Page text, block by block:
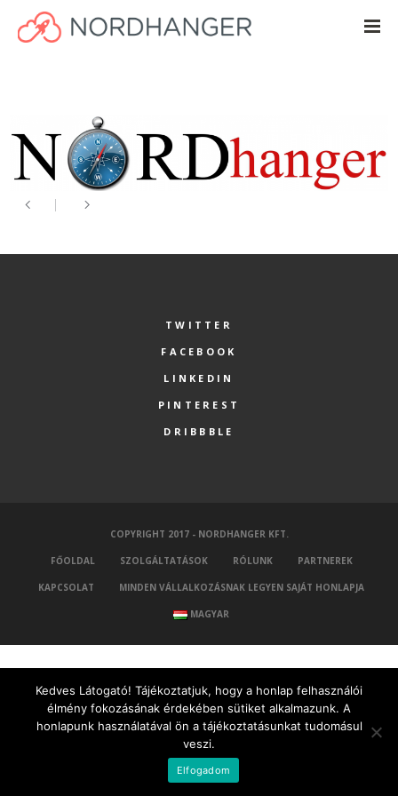
TWITTER
FACEBOOK
LINKEDIN
PINTEREST
DRIBBBLE
COPYRIGHT 2017 - NORDHANGER KFT.
FŐOLDAL SZOLGÁLTATÁSOK RÓLUNK PARTNEREK
KAPCSOLAT MINDEN VÁLLALKOZÁSNAK LEGYEN SAJÁT HONLAPJA
MAGYAR
Kedves Látogató! Tájékoztatjuk, hogy a honlap felhasználói
élmény fokozásának érdekében sütiket alkalmazunk. A
honlapunk használatával ön a tájékoztatásunkat tudomásul
veszi.
Elfogadom